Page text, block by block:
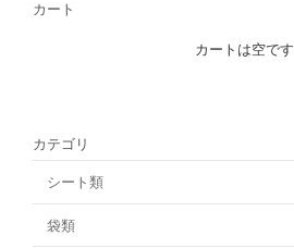
カート
カートは空です
カテゴリ
シート類
袋類